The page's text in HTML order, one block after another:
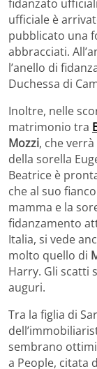
fidanzato
ufficiale è
pubblicato una
abbracciati.
l’anello di
Duchessa di
Inoltre, nelle
matrimonio tra
Mozzi, che
della sorella
Beatrice è
che al suo
mamma e la
fidanzamento
Italia, si vede
molto quello di
Harry. Gli scatti
auguri.
Tra la figlia di
sembrano
a People, citata